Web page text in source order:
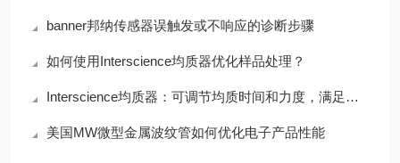
banner邦纳传感器误触发或不响应的诊断步骤
如何使用Interscience均质器优化样品处理？
Interscience均质器：可调节均质时间和力度，满足多样需求
美国MW微型金属波纹管如何优化电子产品性能